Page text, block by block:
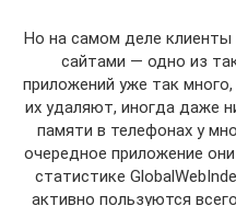
Но на самом деле клиенты
сайтами — одно из
приложений уже так
их удаляют, иногда даже
памяти в телефонах у
очередное приложение
статистике
активно пользуются